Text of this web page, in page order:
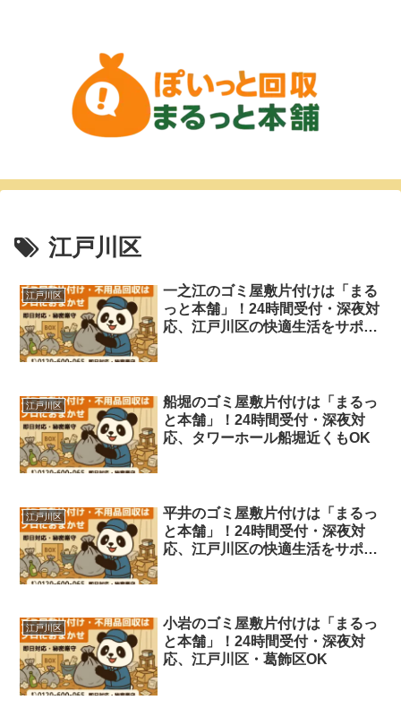
江戸川区
江戸川区
一之江のゴミ屋敷片付けは「まる
っと本舗」！24時間受付・深夜対
応、江戸川区の快適生活をサポー
江戸川区
船堀のゴミ屋敷片付けは「まるっ
と本舗」！24時間受付・深夜対
応、タワーホール船堀近くもOK
江戸川区
平井のゴミ屋敷片付けは「まるっ
と本舗」！24時間受付・深夜対
応、江戸川区の快適生活をサポー
江戸川区
小岩のゴミ屋敷片付けは「まるっ
と本舗」！24時間受付・深夜対
応、江戸川区・葛飾区OK